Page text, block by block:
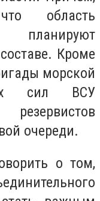
область
планируют
Кроме
морской
сил ВСУ
очереди.
о том,